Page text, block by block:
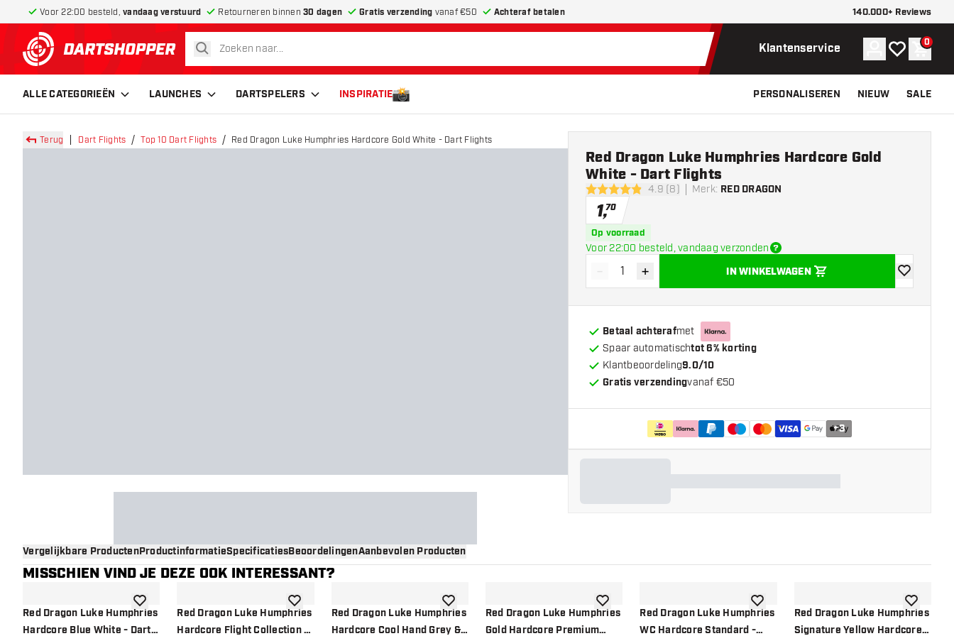
Voor 22:00 besteld, vandaag verstuurd Retourneren binnen 30 dagen Gratis verzending vanaf €50 Achteraf betalen 140.000+ Reviews
terug naar home pagina
zoeken Klantenservice Account
Mijn 0
ALLE CATEGORIEËN LAUNCHES DARTSPELERS INSPIRATIE PERSONALISEREN NIEUW SALE
Terug Dart Flights Top 10 Dart Flights Red Dragon Luke Humphries Hardcore Gold White - Dart Flights
4.9 score sterren4.9 (8) Merk: RED DRAGON
Red Dragon Luke Humphries Hardcore Gold
White - Dart Flights
1,70
Op voorraad
Voor 22:00 besteld, vandaag verzonden
Verminder hoeveelheid
- Verhoog hoeveelheid
+ IN WINKELWAGEN
toevoegen
Betaal achterafmet
Spaar automatischtot 6% korting
Klantbeoordeling9.0/10
Gratis verzendingvanaf €50
+3
Vergelijkbare ProductenProductinformatieSpecificatiesBeoordelingenAanbevolen Producten
MISSCHIEN VIND JE DEZE OOK INTERESSANT?
Red Dragon Luke Humphries
Hardcore Blue White - Dart
toevoegen aan verlanglijst
Red Dragon Luke Humphries
Hardcore Flight Collection -
toevoegen aan verlanglijst
Red Dragon Luke Humphries
Hardcore Cool Hand Grey &
toevoegen aan verlanglijst
Red Dragon Luke Humphries
Gold Hardcore Premium
toevoegen aan verlanglijst
Red Dragon Luke Humphries
WC Hardcore Standard -
toevoegen aan verlanglijst
Red Dragon Luke Humphries
Signature Yellow Hardcore